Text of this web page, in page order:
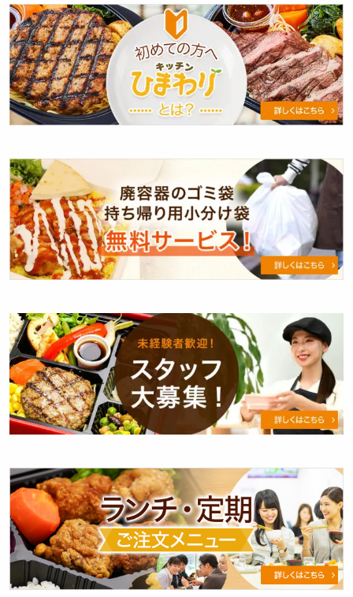
初
め
て
の
方
へ
ッ
チ
ン
ひ
ま
わ
り
は？
ゴ
ミ
袋・
小
分
け
無
料
サ
ー
ビ
ス
い
し
ま
す
ス
タ
ッ
フ
大
募
ラ
ン
チ・
定
期
ご